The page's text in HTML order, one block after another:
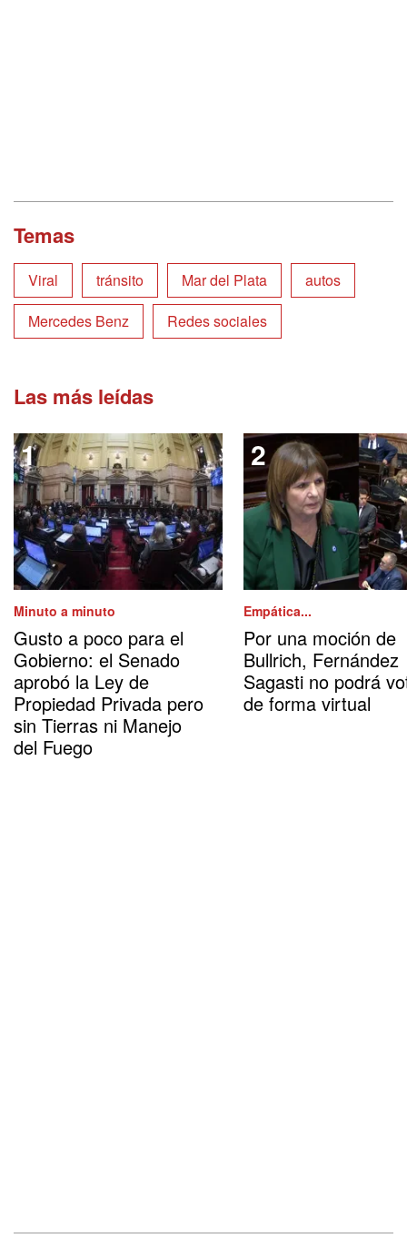
Temas
Viral tránsito Mar del Plata
autos
Mercedes Benz
Redes sociales
Las más leídas
Minuto a minuto
Gusto a poco para el
Gobierno: el Senado
aprobó la Ley de
Propiedad Privada pero
sin Tierras ni Manejo
del Fuego
Empática...
Por una moción de
Bullrich, Fernández
Sagasti no podrá
de forma virtual